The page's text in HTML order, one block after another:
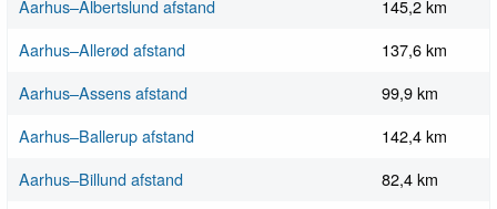
Aarhus–Albertslund afstand
145,2 km
Aarhus–Allerød afstand
137,6 km
Aarhus–Assens afstand
99,9 km
Aarhus–Ballerup afstand
142,4 km
Aarhus–Billund afstand
82,4 km